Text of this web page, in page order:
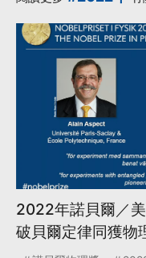
2022年諾貝爾／
破貝爾定律同獲物